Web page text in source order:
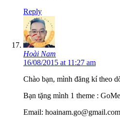
Reply
Hoài Nam
16/08/2015 at 11:27 am
Chào bạn, mình đăng kí theo
Bạn tặng mình 1 theme :
Email: hoainam.go@gmail.com